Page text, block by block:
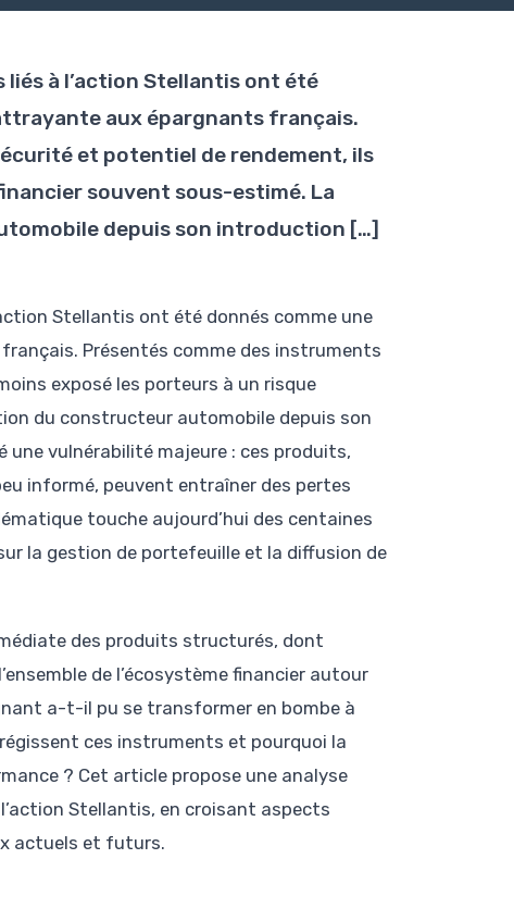
à l’action Stellantis ont été
aux épargnants français.
et potentiel de rendement, ils
souvent sous-estimé. La
depuis son introduction […]
Stellantis ont été donnés comme une
Présentés comme des instruments
exposé les porteurs à un risque
du constructeur automobile depuis son
vulnérabilité majeure : ces produits,
informé, peuvent entraîner des pertes
touche aujourd’hui des centaines
la gestion de portefeuille et la diffusion de
des produits structurés, dont
de l’écosystème financier autour
a-t-il pu se transformer en bombe à
ces instruments et pourquoi la
? Cet article propose une analyse
Stellantis, en croisant aspects
actuels et futurs.